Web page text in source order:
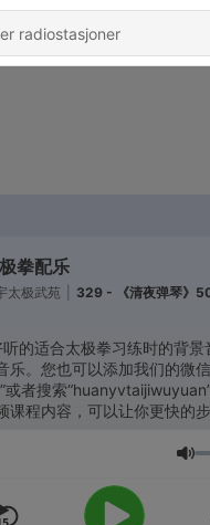
拳配乐
太极武苑
329 - 《清夜弹琴》
的适合太极拳习练时的背
乐。您也可以添加我们的微
或者搜索
课程内容，可以让你更快的步